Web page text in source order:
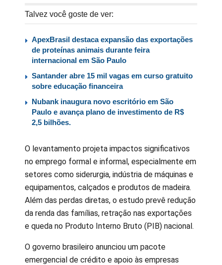
Talvez você goste de ver:
ApexBrasil destaca expansão das exportações
de proteínas animais durante feira
internacional em São Paulo
Santander abre 15 mil vagas em curso gratuito
sobre educação financeira
Nubank inaugura novo escritório em São
Paulo e avança plano de investimento de R$
2,5 bilhões.
O levantamento projeta impactos significativos
no emprego formal e informal, especialmente em
setores como siderurgia, indústria de máquinas e
equipamentos, calçados e produtos de madeira.
Além das perdas diretas, o estudo prevê redução
da renda das famílias, retração nas exportações
e queda no Produto Interno Bruto (PIB) nacional.
O governo brasileiro anunciou um pacote
emergencial de crédito e apoio às empresas